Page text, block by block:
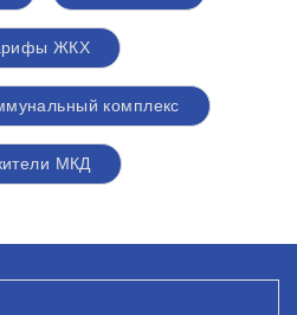
ЖКХ
комплекс
МКД